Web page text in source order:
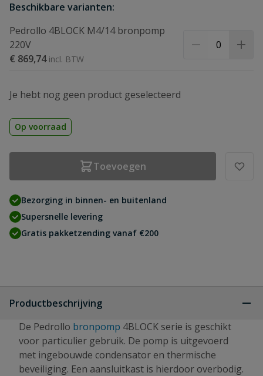
Beschikbare varianten:
Pedrollo 4BLOCK M4/14 bronpomp
220V
€ 869,74
Je hebt nog geen product geselecteerd
Op voorraad
Toevoegen
Bezorging in binnen- en buitenland
Supersnelle levering
Gratis pakketzending vanaf €200
Productbeschrijving
De Pedrollo bronpomp 4BLOCK serie is geschikt
voor particulier gebruik. De pomp is uitgevoerd
met ingebouwde condensator en thermische
beveiliging. Een aansluitkast is hierdoor overbodig.